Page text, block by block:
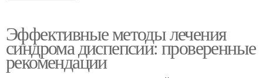
Эффективные методы лечения
синдрома диспепсии: проверенные
рекомендации